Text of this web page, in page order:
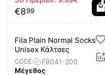
€899
Fila Plain Normal Socks
Unisex Κάλτσες
CODE:
F9041-200
Μέγεθος